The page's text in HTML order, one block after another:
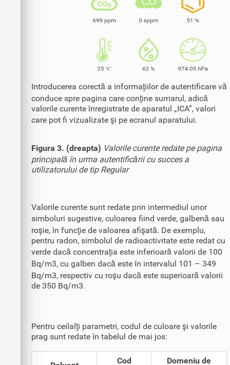
Introducerea corectă a informaţiilor de autentificare vă
conduce spre pagina care conţine sumarul, adică
valorile curente înregistrate de aparatul „ICA”, valori
care pot fi vizualizate şi pe ecranul aparatului.
Figura 3. (dreapta) Valorile curente redate pe pagina
principală în urma autentificării cu succes a
utilizatorului de tip Regular
Valorile curente sunt redate prin intermediul unor
simboluri sugestive, culoarea fiind verde, galbenă sau
roşie, în funcţie de valoarea afişată. De exemplu,
pentru radon, simbolul de radioactivitate este redat cu
verde dacă concentraţia este inferioară valorii de 100
Bq/m3, cu galben dacă este în intervalul 101 – 349
Bq/m3, respectiv cu roşu dacă este superioară valorii
de 350 Bq/m3.
Pentru ceilalţi parametri, codul de culoare şi valorile
prag sunt redate în tabelul de mai jos:
Cod Domeniu de